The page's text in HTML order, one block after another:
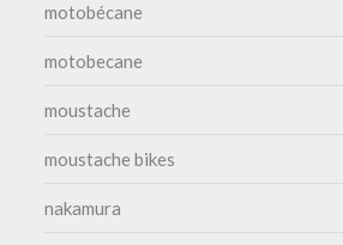
motobécane
motobecane
moustache
moustache bikes
nakamura